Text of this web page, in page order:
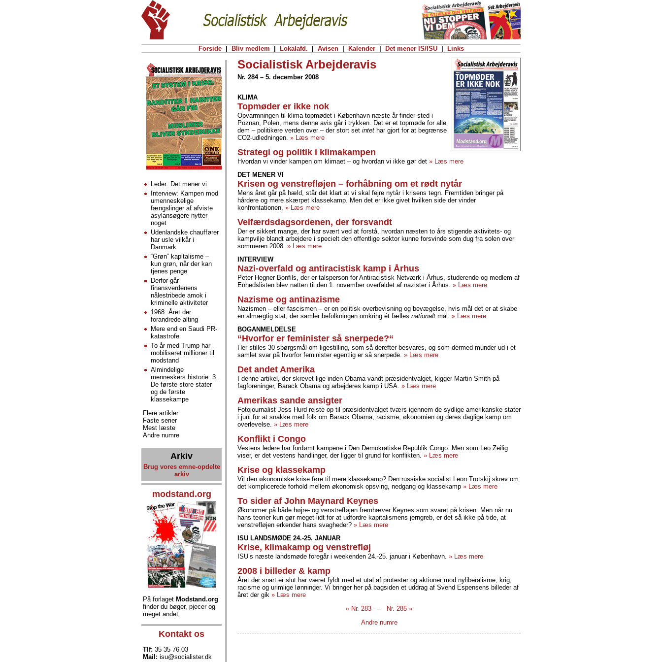
Forside Bliv medlem Lokalafd. Avisen Kalender Det mener IS/ISU Links
Socialistisk Arbejderavis
Nr. 284 – 5. december 2008
KLIMA
Topmøder er ikke nok
Opvarmningen til klima-topmødet i København næste år finder sted i
Poznan, Polen, mens denne avis går i trykken. Det er et topmøde for alle
dem – politikere verden over – der stort set intet har gjort for at begrænse
CO2-udledningen. » Læs mere
Strategi og politik i klimakampen
Hvordan vi vinder kampen om klimaet – og hvordan vi ikke gør det » Læs mere
DET MENER VI
Krisen og venstrefløjen – forhåbning om et rødt nytår
Mens året går på hæld, står det klart at vi skal fejre nytår i krisens tegn. Fremtiden bringer på
hårdere og mere skærpet klassekamp. Men det er ikke givet hvilken side der vinder
konfrontationen. » Læs mere
Velfærdsdagsordenen, der forsvandt
Der er sikkert mange, der har svært ved at forstå, hvordan næsten to års stigende aktivitets- og
kampvilje blandt arbejdere i specielt den offentlige sektor kunne forsvinde som dug fra solen over
sommeren 2008. » Læs mere
INTERVIEW
Nazi-overfald og antiracistisk kamp i Århus
Peter Hegner Bonfils, der er talsperson for Antiracistisk Netværk i Århus, studerende og medlem af
Enhedslisten blev natten til den 1. november overfaldet af nazister i Århus. » Læs mere
Nazisme og antinazisme
Nazismen – eller fascismen – er en politisk overbevisning og bevægelse, hvis mål det er at skabe
en almægtig stat, der samler befolkningen omkring ét fælles nationalt mål. » Læs mere
BOGANMELDELSE
“Hvorfor er feminister så snerpede?“
Her stilles 30 spørgsmål om ligestilling, som så derefter besvares, og som dermed munder ud i et
samlet svar på hvorfor feminister egentlig er så snerpede. » Læs mere
Det andet Amerika
I denne artikel, der skrevet lige inden Obama vandt præsidentvalget, kigger Martin Smith på
fagforeninger, Barack Obama og arbejderes kamp i USA. » Læs mere
Amerikas sande ansigter
Fotojournalist Jess Hurd rejste op til præsidentvalget tværs igennem de sydlige amerikanske stater
i juni for at snakke med folk om Barack Obama, racisme, økonomien og deres daglige kamp om
overlevelse. » Læs mere
Konflikt i Congo
Vestens ledere har fordømt kampene i Den Demokratiske Republik Congo. Men som Leo Zeilig
viser, er det vestens handlinger, der ligger til grund for konflikten. » Læs mere
Krise og klassekamp
Vil den økonomiske krise føre til mere klassekamp? Den russiske socialist Leon Trotskij skrev om
det komplicerede forhold mellem økonomisk opsving, nedgang og klassekamp » Læs mere
To sider af John Maynard Keynes
Økonomer på både højre- og venstrefløjen fremhæver Keynes som svaret på krisen. Men når nu
hans teorier kun gør meget lidt for at udfordre kapitalismens jerngreb, er det så ikke på tide, at
venstrefløjen erkender hans svagheder? » Læs mere
ISU LANDSMØDE 24.-25. JANUAR
Krise, klimakamp og venstrefløj
ISU’s næste landsmøde foregår i weekenden 24.-25. januar i København. » Læs mere
2008 i billeder & kamp
Året der snart er slut har været fyldt med et utal af protester og aktioner mod nyliberalisme, krig,
racisme og urimlige lønninger. Vi bringer her på bagsiden et uddrag af Svend Espensens billeder af
året der gik » Læs mere
« Nr. 283 –
Nr. 285 »
Andre numre
Leder: Det mener vi
Interview: Kampen mod
umenneskelige
fængslinger af afviste
asylansøgere nytter
noget
Udenlandske chauffører
har usle vilkår i
Danmark
“Grøn” kapitalisme –
kun grøn, når der kan
tjenes penge
Derfor går
finansverdenens
nålestribede amok i
kriminelle aktiviteter
1968: Året der
forandrede alting
Mere end en Saudi PR-
katastrofe
To år med Trump har
mobiliseret millioner til
modstand
Almindelige
menneskers historie: 3.
De første store stater
og de første
klassekampe
Flere artikler
Faste serier
Mest læste
Andre numre
Arkiv
Brug vores emne-opdelte
arkiv
modstand.org
På forlaget Modstand.org
finder du bøger, pjecer og
meget andet.
Kontakt os
Tlf: 35 35 76 03
Mail: isu@socialister.dk